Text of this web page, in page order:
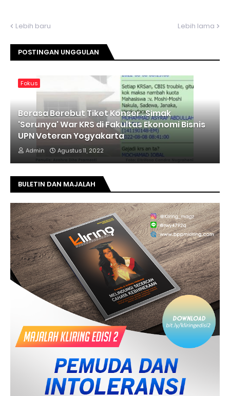
Lebih baru Lebih lama
POSTINGAN UNGGULAN
Fokus
Berasa Berebut Tiket Konser : Simak
'Serunya' War KRS di Fakultas Ekonomi Bisnis
UPN Veteran Yogyakarta
Admin Agustus 11, 2022
BULETIN DAN MAJALAH